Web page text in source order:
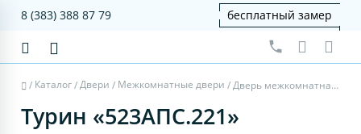
8 (383) 388 87 79 бесплатный замер
/ Каталог/Двери / Межкомнатные двери / Дверь межкомнатная Турин 523АПС.221 - агат серый, бронза матовое, алюм.золото
Турин «523АПС.221»